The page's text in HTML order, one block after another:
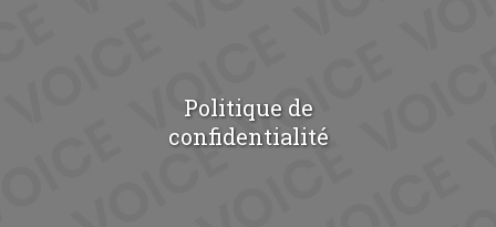
Politique de
confidentialité